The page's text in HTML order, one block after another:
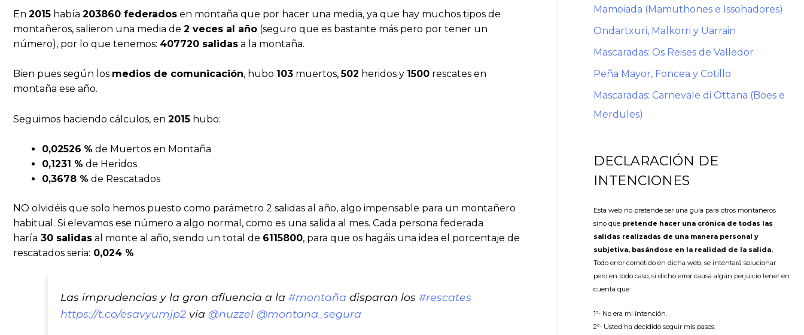
En 2015 había 203860 federados en montaña que por hacer una media, ya que hay muchos tipos de
montañeros, salieron una media de 2 veces al año (seguro que es bastante más pero por tener un
número), por lo que tenemos: 407720 salidas a la montaña.
Bien pues según los medios de comunicación, hubo 103 muertos,502 heridos y 1500 rescates en
montaña ese año.
Seguimos haciendo cálculos, en 2015 hubo:
0,02526 % de Muertos en Montaña
0,1231 % de Heridos
0,3678 % de Rescatados
NO olvidéis que solo hemos puesto como parámetro 2 salidas al año, algo impensable para un montañero
habitual. Si elevamos ese número a algo normal, como es una salida al mes. Cada persona federada
haría 30 salidas al monte al año, siendo un total de 6115800, para que os hagáis una idea el porcentaje de
rescatados seria: 0,024 %
Las imprudencias y la gran afluencia a la #montaña disparan los #rescates
https://t.co/esavyumjp2via @nuzzel @montana_segura
Mamoiada (Mamuthones e Issohadores)
Ondartxuri, Malkorri y Uarrain
Mascaradas: Os Reises de Valledor
Peña Mayor, Foncea y Cotillo
Mascaradas: Carnevale di Ottana (Boes e
Merdules)
DECLARACIÓN DE
INTENCIONES
Esta web no pretende ser una guía para otros montañeros
sino que pretende hacer una crónica de todas las
salidas realizadas de una manera personal y
subjetiva, basándose en la realidad de la salida.
Todo error cometido en dicha web, se intentará solucionar
pero en todo caso, si dicho error causa algún perjuicio tener en
cuenta que:
1º- No era mi intención.
2º- Usted ha decidido seguir mis pasos.